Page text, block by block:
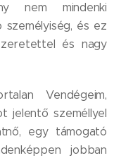
nem mindenki
és ez
és nagy
Vendégeim,
jelentő személlyel
egy támogató
jobban